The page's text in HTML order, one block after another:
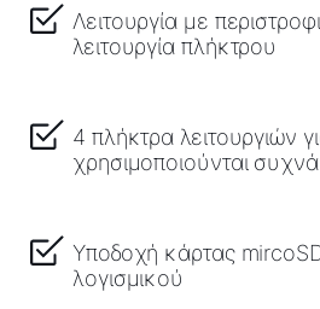
Λειτουργία με
λειτουργία πλήκτρου
4 πλήκτρα λειτουργιών
χρησιμοποιούνται συχνά
Υποδοχή κάρτας
λογισμικού